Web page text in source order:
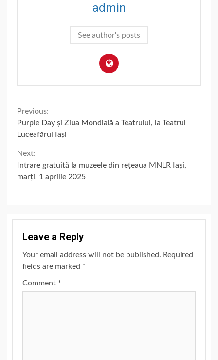
admin
See author's posts
Continue
Reading
Previous:
Purple Day și Ziua Mondială a Teatrului, la Teatrul
Luceafărul Iași
Next:
Intrare gratuită la muzeele din rețeaua MNLR Iași,
marți, 1 aprilie 2025
Leave a Reply
Your email address will not be published. Required
fields are marked *
Comment *